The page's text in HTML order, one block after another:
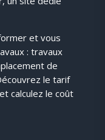
et vous
: travaux
de
le tarif
calculez le coût